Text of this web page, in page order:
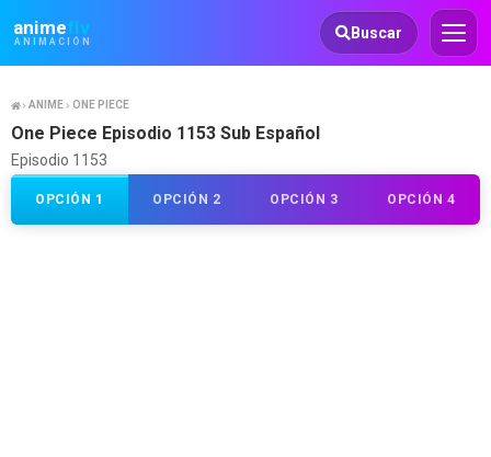
animeflv
ANIMACIÓN
Animeflv Buscar
ANIME ONE PIECE
One Piece Episodio 1153 Sub Español
Episodio 1153
OPCIÓN 1 OPCIÓN 2 OPCIÓN 3 OPCIÓN 4